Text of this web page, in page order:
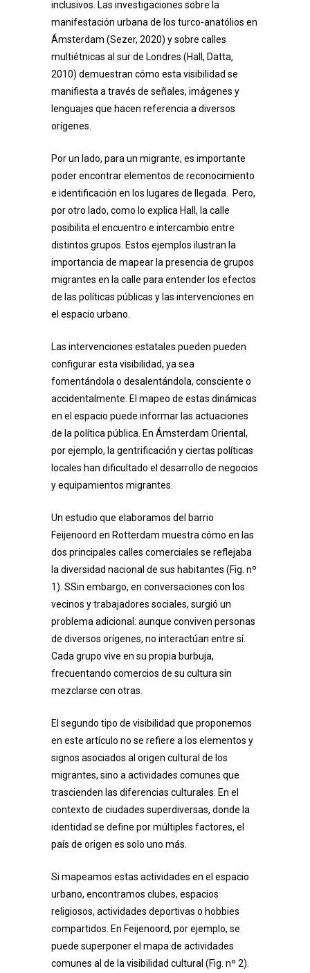
inclusivos. Las investigaciones sobre la
manifestación urbana de los turco-anatólios en
Ámsterdam (Sezer, 2020) y sobre calles
multiétnicas al sur de Londres (Hall, Datta,
2010) demuestran cómo esta visibilidad se
manifiesta a través de señales, imágenes y
lenguajes que hacen referencia a diversos
orígenes.
Por un lado, para un migrante, es importante
poder encontrar elementos de reconocimiento
e identificación en los lugares de llegada.
Pero,
por otro lado, como lo explica Hall, la calle
posibilita el encuentro e intercambio entre
distintos grupos. Estos ejemplos ilustran la
importancia de mapear la presencia de grupos
migrantes en la calle para entender los efectos
de las políticas públicas y las intervenciones en
el espacio urbano.
Las intervenciones estatales pueden pueden
configurar esta visibilidad, ya sea
fomentándola o desalentándola, consciente o
accidentalmente. El mapeo de estas dinámicas
en el espacio puede informar las actuaciones
de la política pública. En Ámsterdam Oriental,
por ejemplo, la gentrificación y ciertas políticas
locales han dificultado el desarrollo de negocios
y equipamientos migrantes.
Un estudio que elaboramos del barrio
Feijenoord en Rotterdam muestra cómo en las
dos principales calles comerciales se reflejaba
la diversidad nacional de sus habitantes (Fig. nº
1). SSin embargo, en conversaciones con los
vecinos y trabajadores sociales, surgió un
problema adicional: aunque conviven personas
de diversos orígenes, no interactúan entre sí.
Cada grupo vive en su propia burbuja,
frecuentando comercios de su cultura sin
mezclarse con otras.
El segundo tipo de visibilidad que proponemos
en este artículo no se refiere a los elementos y
signos asociados al origen cultural de los
migrantes, sino a actividades comunes que
trascienden las diferencias culturales. En el
contexto de ciudades superdiversas, donde la
identidad se define por múltiples factores, el
país de origen es solo uno más.
Si mapeamos estas actividades en el espacio
urbano, encontramos clubes, espacios
religiosos, actividades deportivas o hobbies
compartidos. En Feijenoord, por ejemplo, se
puede superponer el mapa de actividades
comunes al de la visibilidad cultural (Fig. nº 2).